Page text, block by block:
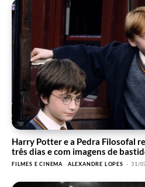
Harry Potter e a Pedra Filosofal
três dias e com imagens de
FILMES E CINEMA ALEXANDRE LOPES - 31/